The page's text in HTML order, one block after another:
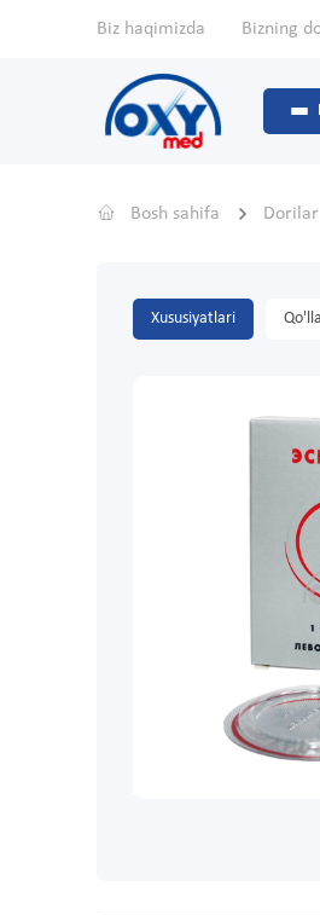
Biz haqimizda Bizning
Bosh sahifa Dorilar
Xususiyatlari